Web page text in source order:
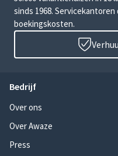
sinds 1968. Servicekantoren
boekingskosten.
Bedrijf
Over ons
Over Awaze
Press